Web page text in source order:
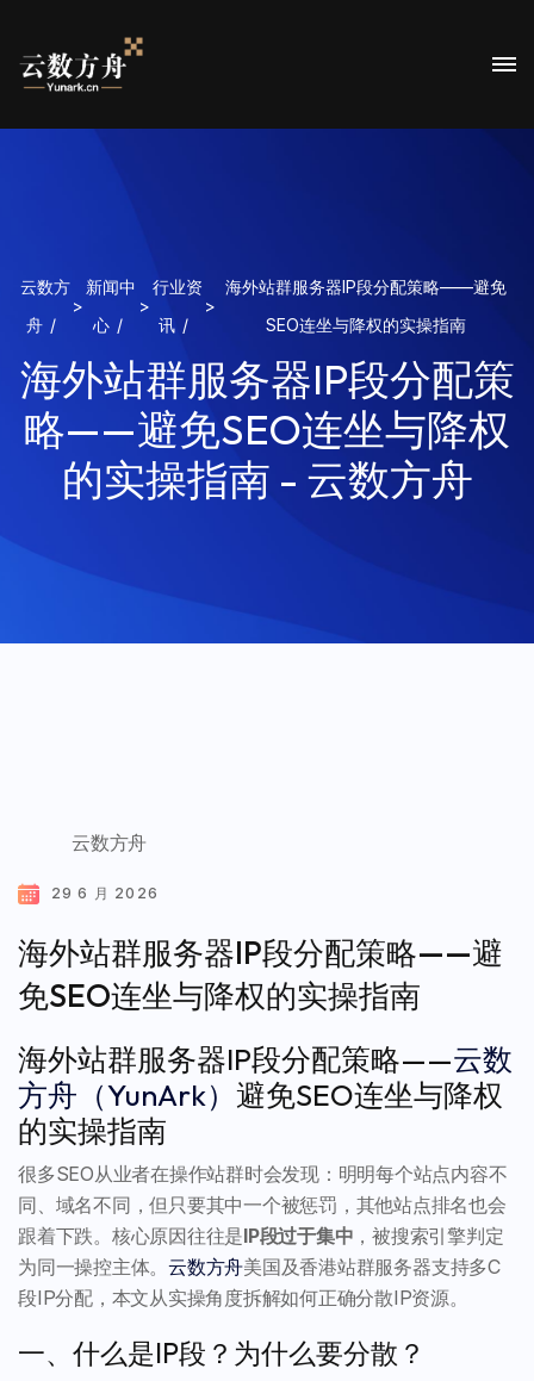
云数方
舟
>
新闻中
心
>
行业资
讯
>
海外站群服务器IP段分配策略——避免
SEO连坐与降权的实操指南
海外站群服务器IP段分配策
略——避免SEO连坐与降权
的实操指南 - 云数方舟
云数方舟
29 6 月 2026
海外站群服务器IP段分配策略——避
免SEO连坐与降权的实操指南
海外站群服务器IP段分配策略——云数
方舟（YunArk） 避免SEO连坐与降权
的实操指南
很多SEO从业者在操作站群时会发现：明明每个站点内容不
同、域名不同，但只要其中一个被惩罚，其他站点排名也会
跟着下跌。核心原因往往是IP段过于集中 ，被搜索引擎判定
为同一操控主体。云数方舟美国及香港站群服务器支持多C
段IP分配，本文从实操角度拆解如何正确分散IP资源。
一、什么是IP段？为什么要分散？